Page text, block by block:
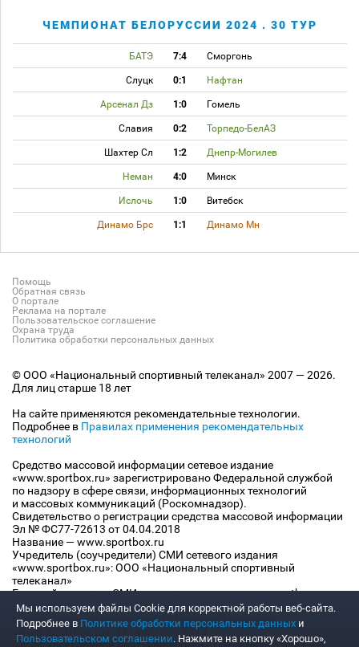
ЧЕМПИОНАТ БЕЛОРУССИИ 2024 . 30 ТУР
БАТЭ 7:4 Сморгонь
Слуцк 0:1 Нафтан
Арсенал Дз 1:0 Гомель
Славия 0:2 Торпедо-БелАЗ
Шахтер Сл 1:2 Днепр-Могилев
Неман 4:0 Минск
Ислочь 1:0 Витебск
Динамо Брс 1:1 Динамо Мн
Помощь
Обратная связь
О портале
Реклама на портале
Пользовательское соглашение
Охрана труда
Политика обработки персональных данных
© ООО «Национальный спортивный телеканал» 2007 — 2026.
Для лиц старше 18 лет
На сайте применяются рекомендательные технологии.
Подробнее в Правилах применения рекомендательных
технологий
Средство массовой информации сетевое издание
«www.sportbox.ru» зарегистрировано Федеральной службой
по надзору в сфере связи, информационных технологий
и массовых коммуникаций (Роскомнадзор).
Свидетельство о регистрации средства массовой информации
Эл № ФС77-72613 от 04.04.2018
Название — www.sportbox.ru
Учредитель (соучредители) СМИ сетевого издания
«www.sportbox.ru»: ООО «Национальный спортивный
телеканал»
Главный редактор СМИ сетевого издания «www.sportbox.ru»:
Конов В.А.
Номер телефона редакции СМИ сетевого издания
«www.sportbox.ru»: +7 (495) 653 8419
Мы используем файлы Сookie для корректной работы веб-сайта.
Подробнее в Политике обработки персональных данных и
Пользовательском соглашении. Нажмите на кнопку «Хорошо»,